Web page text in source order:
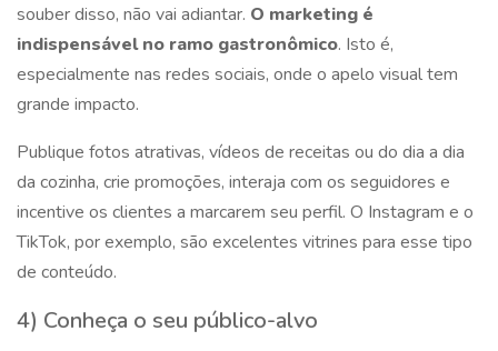
souber disso, não vai adiantar. O marketing é
indispensável no ramo gastronômico. Isto é,
especialmente nas redes sociais, onde o apelo visual tem
grande impacto.
Publique fotos atrativas, vídeos de receitas ou do dia a dia
da cozinha, crie promoções, interaja com os seguidores e
incentive os clientes a marcarem seu perfil. O Instagram e o
TikTok, por exemplo, são excelentes vitrines para esse tipo
de conteúdo.
4) Conheça o seu público-alvo